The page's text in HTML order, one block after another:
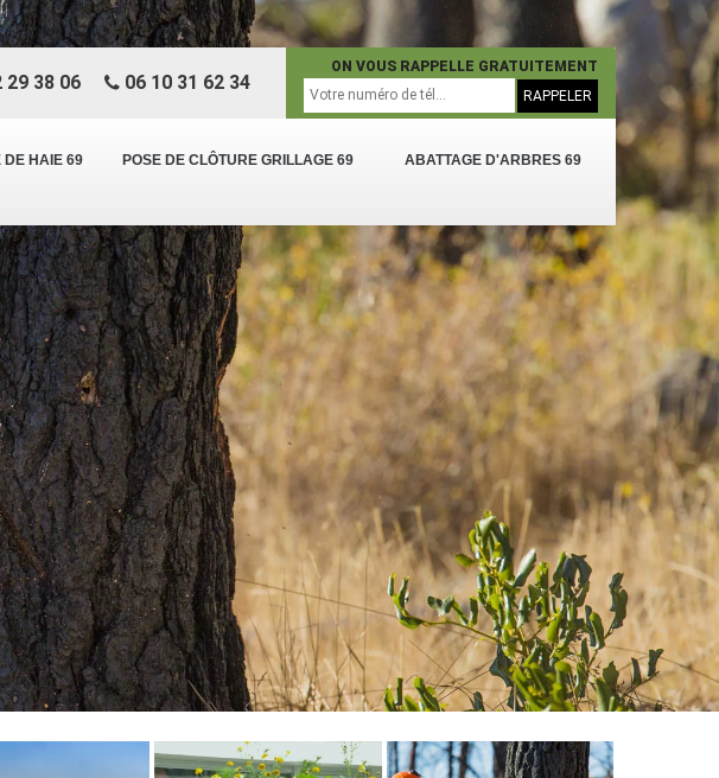
DE HAIE 69 POSE DE CLÔTURE GRILLAGE 69 ABATTAGE D'ARBRES 69
29 38 06 06 10 31 62 34
ON VOUS RAPPELLE GRATUITEMENT